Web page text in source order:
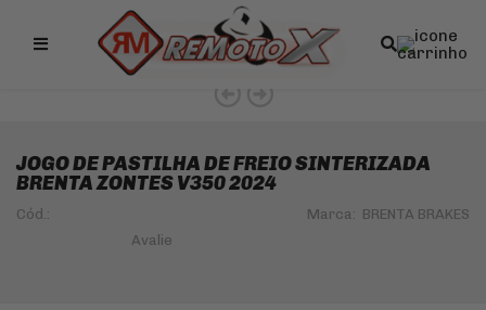
Remotox
JOGO DE PASTILHA DE FREIO SINTERIZADA
BRENTA ZONTES V350 2024
Cód.: Marca: BRENTA BRAKES